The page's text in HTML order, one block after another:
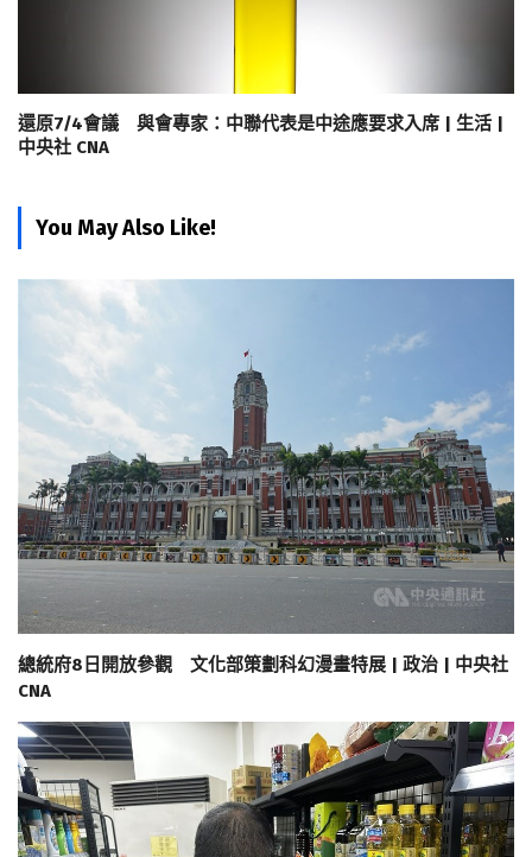
還原7/4會議 與會專家：中聯代表是中途應要求入席 | 生活 |
中央社 CNA
You May Also Like!
總統府8日開放參觀 文化部策劃科幻漫畫特展 | 政治 | 中央社
CNA